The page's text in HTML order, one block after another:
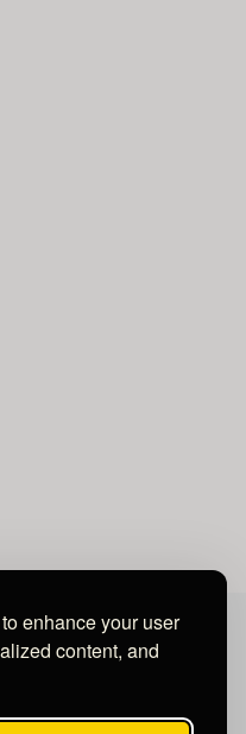
enhance your user
content, and